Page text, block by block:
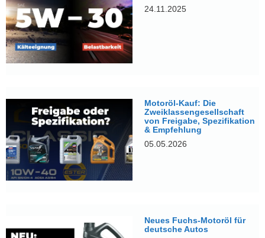
24.11.2025
Motoröl-Kauf: Die
Zweiklassengesellschaft
von Freigabe, Spezifikation
& Empfehlung
05.05.2026
Neues Fuchs-Motoröl für
deutsche Autos